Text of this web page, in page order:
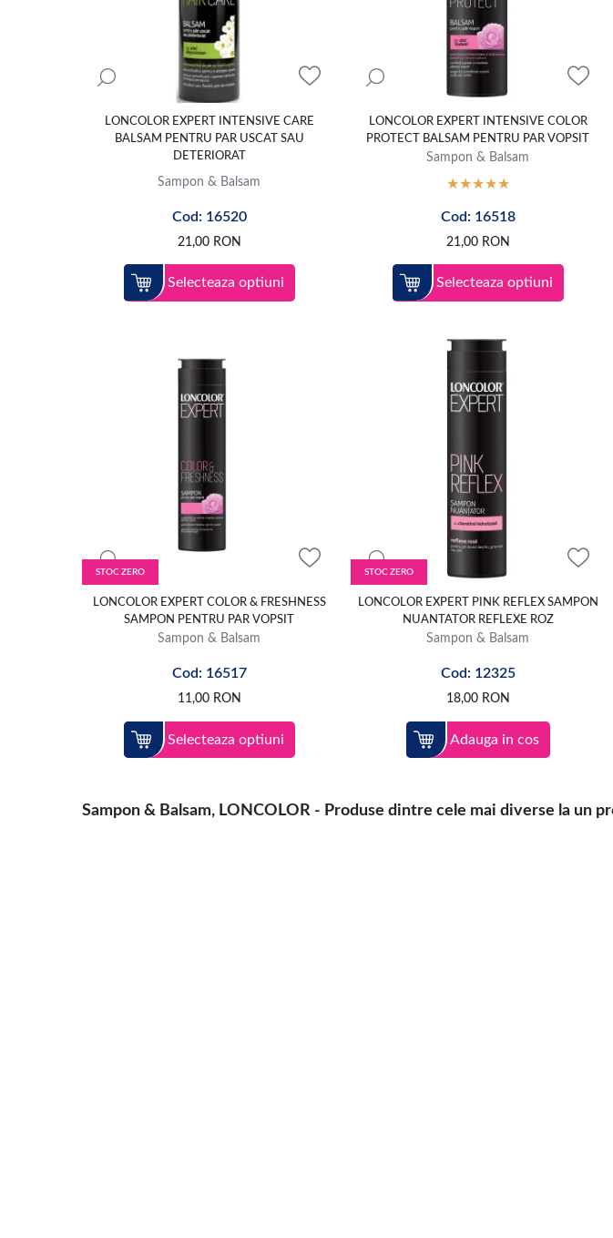
Se incepe intotdeauna cu samponarea pentru curatare, urmata de aplicarea unui balsam
LONCOLOR EXPERT INTENSIVE CARE
BALSAM PENTRU PAR USCAT SAU
DETERIORAT
Sampon & Balsam
Cod: 16520
21,00 RON
Selecteaza optiuni
LONCOLOR EXPERT INTENSIVE COLOR
PROTECT BALSAM PENTRU PAR VOPSIT
Sampon & Balsam
Cod: 16518
21,00 RON
Selecteaza optiuni
STOC ZERO
LONCOLOR EXPERT COLOR & FRESHNESS
SAMPON PENTRU PAR VOPSIT
Sampon & Balsam
Cod: 16517
11,00 RON
Selecteaza optiuni
STOC ZERO
LONCOLOR EXPERT PINK REFLEX SAMPON
NUANTATOR REFLEXE ROZ
Sampon & Balsam
Cod: 12325
18,00 RON
Adauga in cos
Sampon & Balsam, LONCOLOR - Produse dintre cele mai diverse la un